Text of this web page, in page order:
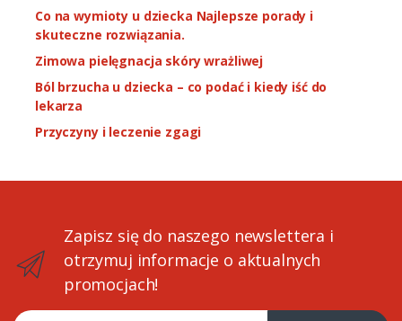
Co na wymioty u dziecka Najlepsze porady i
skuteczne rozwiązania.
Zimowa pielęgnacja skóry wrażliwej
Ból brzucha u dziecka – co podać i kiedy iść do
lekarza
Przyczyny i leczenie zgagi
Zapisz się do naszego newslettera i
otrzymuj informacje o aktualnych
promocjach!